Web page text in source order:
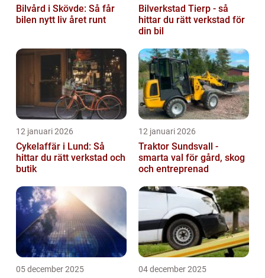
Bilvård i Skövde: Så får
bilen nytt liv året runt
Bilverkstad Tierp - så
hittar du rätt verkstad för
din bil
12 januari 2026
Cykelaffär i Lund: Så
hittar du rätt verkstad och
butik
12 januari 2026
Traktor Sundsvall -
smarta val för gård, skog
och entreprenad
05 december 2025 04 december 2025